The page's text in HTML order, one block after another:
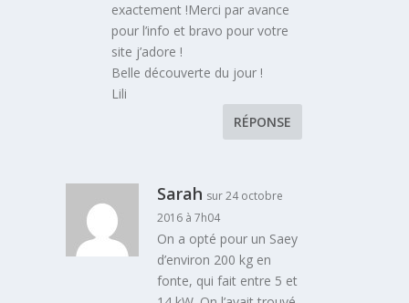
exactement !Merci par avance
pour l’info et bravo pour votre
site j’adore !
Belle découverte du jour !
Lili
RÉPONSE
Sarah sur 24 octobre
2016 à 7h04
On a opté pour un Saey
d’environ 200 kg en
fonte, qui fait entre 5 et